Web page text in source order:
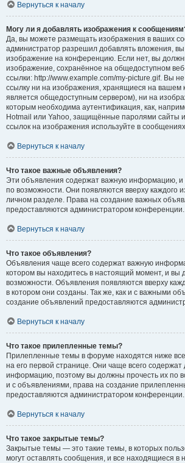
Вернуться к началу
Могу ли я добавлять изображения к
Да, вы можете размещать изображения в ваших
администратор разрешил добавлять вложения, вы
изображение на конференцию. Если нет, вы
изображение, сохранённое на общедоступном
ссылки: http://www.example.com/my-picture.gif. Вы
ссылку ни на изображения, хранящиеся на вашем
является общедоступным сервером), ни на
которым необходима аутентификация, как,
Hotmail или Yahoo, защищённые паролями сайты и
ссылок на изображения используйте в
Вернуться к началу
Что такое важные объявления?
Эти объявления содержат важную информацию, и
по возможности. Они появляются вверху каждого
личном разделе. Права на создание важных
предоставляются администратором конференции.
Вернуться к началу
Что такое объявления?
Объявления чаще всего содержат важную
котором вы находитесь в настоящий момент, и вы
возможности. Объявления появляются вверху
в котором они созданы. Так же, как и с важными
создание объявлений предоставляются
Вернуться к началу
Что такое прилепленные темы?
Прилепленные темы в форуме находятся ниже
на его первой странице. Они чаще всего
информацию, поэтому вы должны прочесть их по
и с объявлениями, права на создание
предоставляются администратором конференции.
Вернуться к началу
Что такое закрытые темы?
Закрытые темы — это такие темы, в которых
могут оставлять сообщения, и все находящиеся в